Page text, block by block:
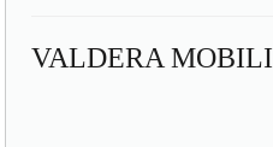
VALDERA MOBILI